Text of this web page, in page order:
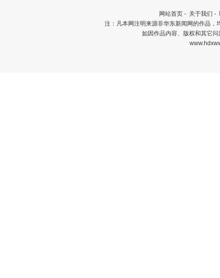
网站首页 - 关于我们 -
注：凡本网注明来源非华东新闻网的作品
如因作品内容、版权和其它